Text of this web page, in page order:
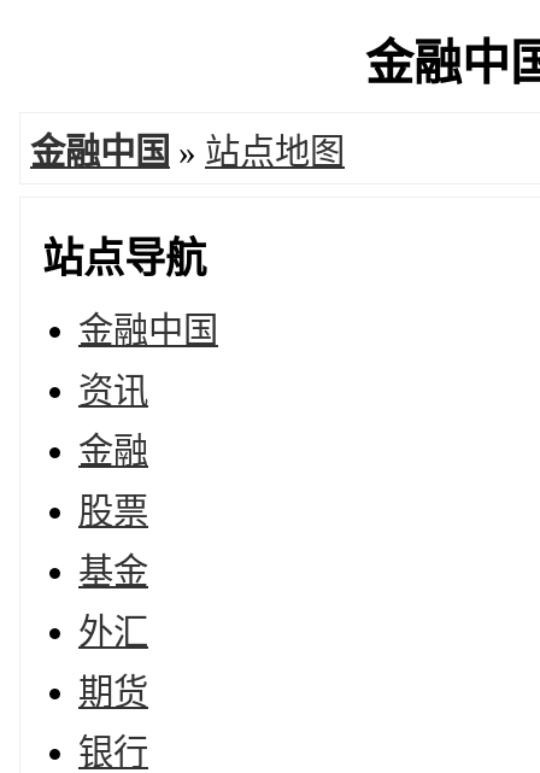
金融中
金融中国 » 站点地图
站点导航
金融中国
资讯
金融
股票
基金
外汇
期货
银行